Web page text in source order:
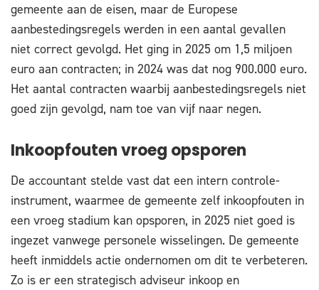
gemeente aan de eisen, maar de Europese
aanbestedingsregels werden in een aantal gevallen
niet correct gevolgd. Het ging in 2025 om 1,5 miljoen
euro aan contracten; in 2024 was dat nog 900.000 euro.
Het aantal contracten waarbij aanbestedingsregels niet
goed zijn gevolgd, nam toe van vijf naar negen.
Inkoopfouten vroeg opsporen
De accountant stelde vast dat een intern controle-
instrument, waarmee de gemeente zelf inkoopfouten in
een vroeg stadium kan opsporen, in 2025 niet goed is
ingezet vanwege personele wisselingen. De gemeente
heeft inmiddels actie ondernomen om dit te verbeteren.
Zo is er een strategisch adviseur inkoop en